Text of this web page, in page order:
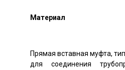
Mатериал
Прямая вставная муфта,
для соединения